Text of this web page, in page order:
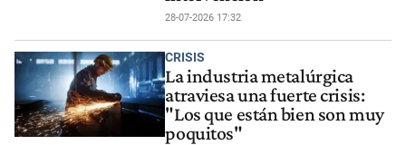
28-07-2026 17:32
CRISIS
La industria metalúrgica
atraviesa una fuerte crisis:
"Los que están bien son muy
poquitos"